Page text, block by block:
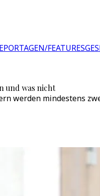
FEATURES
und was nicht
werden mindestens